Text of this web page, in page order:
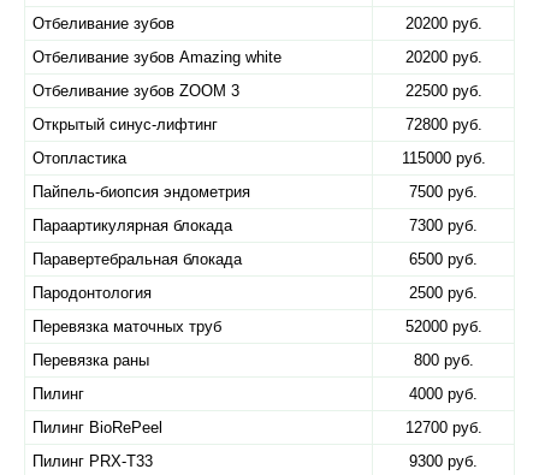
Отбеливание зубов
20200 руб.
Отбеливание зубов Amazing white
20200 руб.
Отбеливание зубов ZOOM 3
22500 руб.
Открытый синус-лифтинг
72800 руб.
Отопластика
115000 руб.
Пайпель-биопсия эндометрия
7500 руб.
Параартикулярная блокада
7300 руб.
Паравертебральная блокада
6500 руб.
Пародонтология
2500 руб.
Перевязка маточных труб
52000 руб.
Перевязка раны
800 руб.
Пилинг
4000 руб.
Пилинг BioRePeel
12700 руб.
Пилинг PRX-T33
9300 руб.